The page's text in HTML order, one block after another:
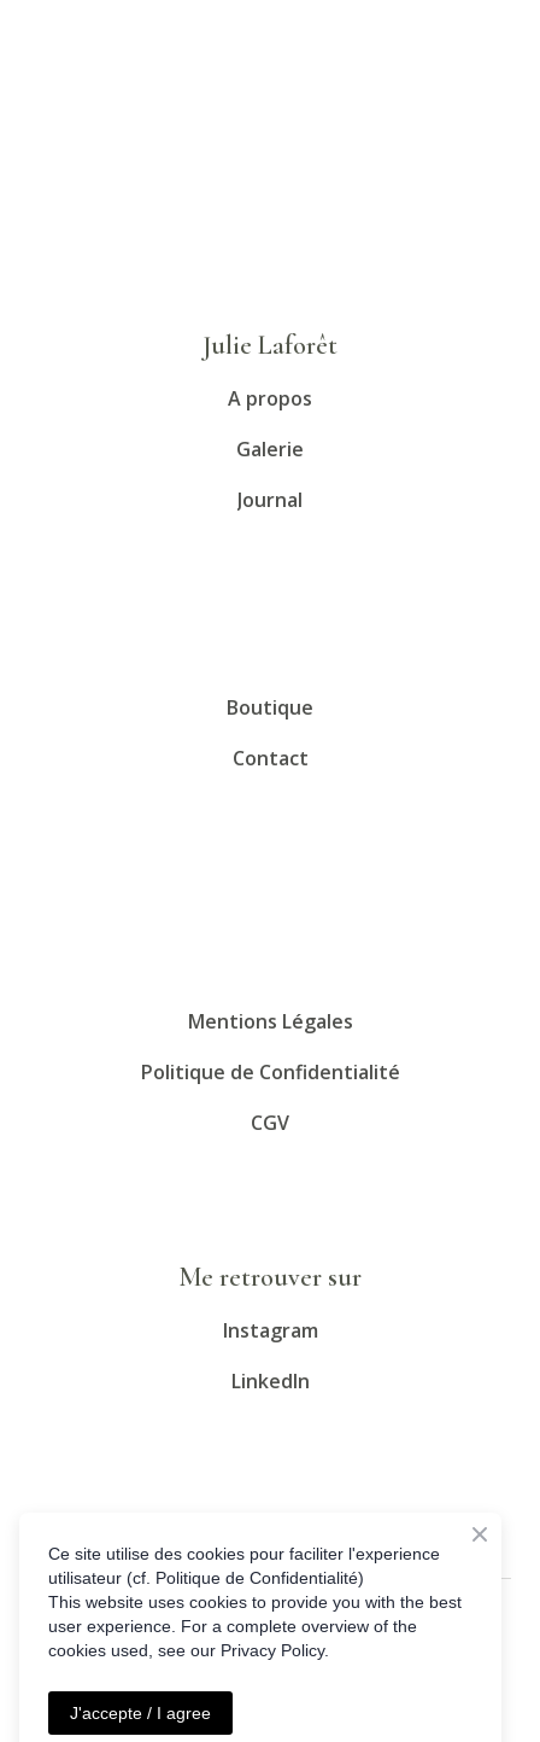
Julie Laforêt
A propos
Galerie
Journal
Boutique
Contact
Mentions Légales
Politique de Confidentialité
CGV
Me retrouver sur
Instagram
LinkedIn
© Created by
All rights Reserved
Ce site utilise des cookies pour faciliter l'experience
utilisateur (cf. Politique de Confidentialité)
This website uses cookies to provide you with the best
user experience. For a complete overview of the
cookies used, see our Privacy Policy.
J'accepte / I agree